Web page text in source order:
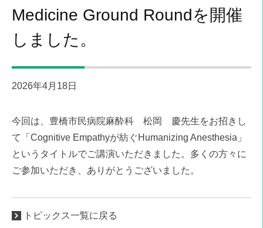
Medicine Ground Roundを開催
しました。
2026年4月18日
今回は、豊橋市民病院麻酔科 松岡 慶先生をお招きし
て「Cognitive Empathyが紡ぐHumanizing Anesthesia」
というタイトルでご講演いただきました。多くの方々に
ご参加いただき、ありがとうございました。
トピックス一覧に戻る